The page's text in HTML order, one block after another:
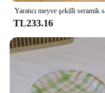
TL233.16